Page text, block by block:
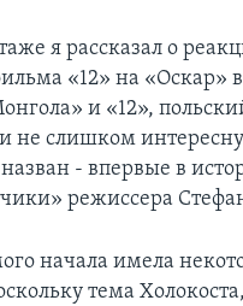
я рассказал о
«12» на «Оскар»
и «12»,
не слишком
- впервые в
режиссера
начала имела
тема